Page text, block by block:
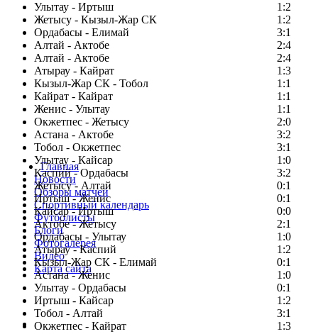
Улытау - Иртыш
1:2
Жетысу - Кызыл-Жар СК
1:2
Ордабасы - Елимай
3:1
Алтай - Актобе
2:4
Алтай - Актобе
2:4
Атырау - Кайрат
1:3
Кызыл-Жар СК - Тобол
1:1
Кайрат - Кайрат
1:1
Женис - Улытау
1:1
Окжетпес - Жетысу
2:0
Астана - Актобе
3:2
Тобол - Окжетпес
3:1
Улытау - Кайсар
1:0
Каспий - Ордабасы
3:2
Жетысу - Алтай
0:1
Иртыш - Женис
0:1
Кайсар - Иртыш
0:0
Актобе - Жетысу
2:1
Ордабасы - Улытау
1:0
Атырау - Каспий
1:2
Кызыл-Жар СК - Елимай
0:1
Астана - Женис
1:0
Улытау - Ордабасы
0:1
Иртыш - Кайсар
1:2
Тобол - Алтай
3:1
Окжетпес - Кайрат
1:3
Главная
Новости
Обзоры матчей
Спортивный календарь
Футболисты
Блоги
Фотогалерея
Видео
Карта сайта
Есть идея?